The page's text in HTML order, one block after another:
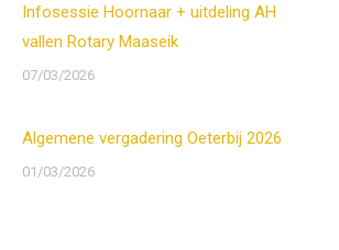
Infosessie Hoornaar + uitdeling AH
vallen Rotary Maaseik
07/03/2026
Algemene vergadering Oeterbij 2026
01/03/2026